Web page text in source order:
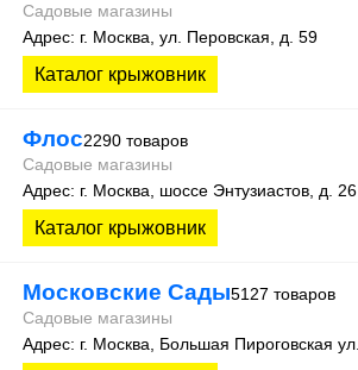
Садовые магазины
Адрес: г. Москва, ул. Перовская, д. 59
Каталог крыжовник
Флос2290 товаров
Садовые магазины
Адрес: г. Москва, шоссе Энтузиастов, д. 26
Каталог крыжовник
Московские Сады5127 товаров
Садовые магазины